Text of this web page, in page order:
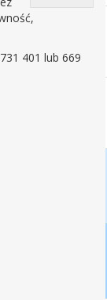
401 lub 669